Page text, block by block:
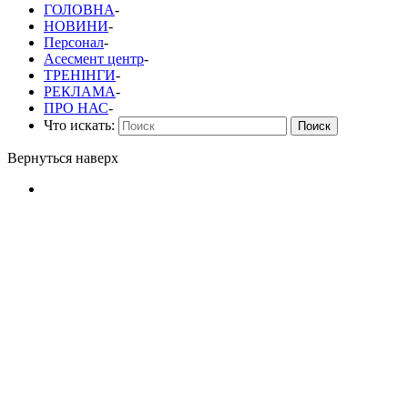
ГОЛОВНА-
НОВИНИ-
Персонал-
Асесмент центр-
ТРЕНІНГИ-
РЕКЛАМА-
ПРО НАС-
Что искать:
Поиск
Вернуться наверх